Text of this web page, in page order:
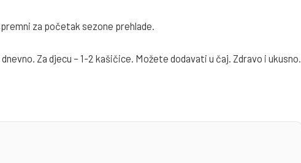
za početak sezone prehlade.
Za djecu – 1-2 kašičice. Možete dodavati u čaj. Zdravo i ukusno.